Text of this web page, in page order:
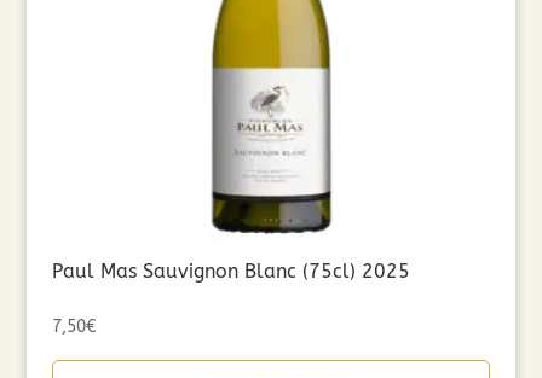
Paul Mas Sauvignon Blanc (75cl) 2025
7,50€